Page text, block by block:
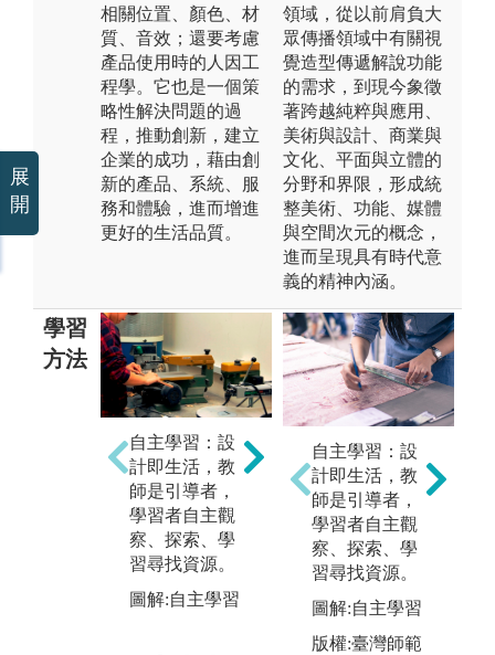
相關位置、顏色、材
質、音效；還要考慮
產品使用時的人因工
程學。它也是一個策
略性解決問題的過
程，推動創新，建立
企業的成功，藉由創
新的產品、系統、服
務和體驗，進而增進
更好的生活品質。
領域，從以前肩負大
眾傳播領域中有關視
覺造型傳遞解說功能
的需求，到現今象徵
著跨越純粹與應用、
美術與設計、商業與
文化、平面與立體的
分野和界限，形成統
整美術、功能、媒體
與空間次元的概念，
進而呈現具有時代意
義的精神內涵。
學習
方法
自主學習：設
計即生活，教
師是引導者，
學習者自主觀
察、探索、學
習尋找資源。
圖解:自主學習
專題實作：主
題式設計
（如：文化創
意），具備跨
域合作設計專
案的能力。
圖解:專題實作
自主學習：設
計即生活，教
師是引導者，
學習者自主觀
察、探索、學
習尋找資源。
圖解:自主學習
版權:臺灣師範
展
開